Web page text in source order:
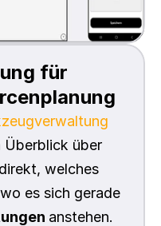
für
über
welches
es sich gerade
anstehen.